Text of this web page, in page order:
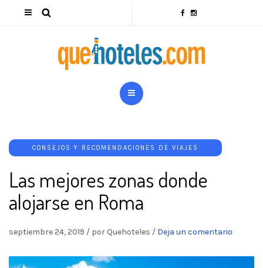
CONSEJOS Y RECOMENDACIONES DE VIAJES
Las mejores zonas donde
alojarse en Roma
septiembre 24, 2019 / por Quehoteles / Deja un comentario